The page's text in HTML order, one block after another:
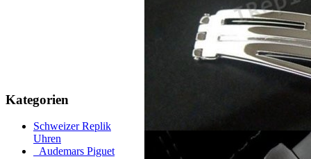
Kategorien
Schweizer Replik
Uhren
Audemars Piguet